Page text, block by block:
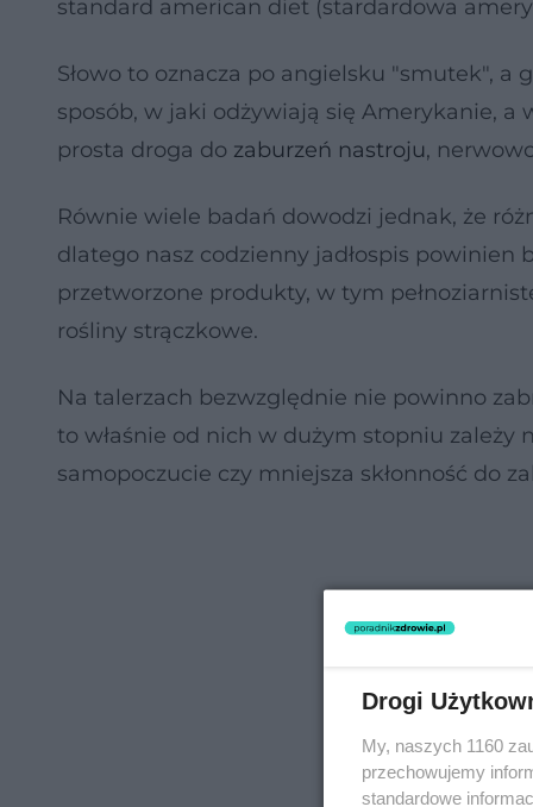
standard american diet (stardardowa
Słowo to oznacza po angielsku "smutek", a
sposób, w jaki odżywiają się Amerykanie, a
prosta droga do zaburzeń nastroju,
Równie wiele badań dowodzi jednak, że
dlatego nasz codzienny jadłospis
przetworzone produkty, w tym
rośliny strączkowe.
Na talerzach bezwzględnie nie powinno
to właśnie od nich w dużym stopniu zależy
samopoczucie czy mniejsza skłonność do
Drogi
My, naszych 1160
przechowujemy
standardowe